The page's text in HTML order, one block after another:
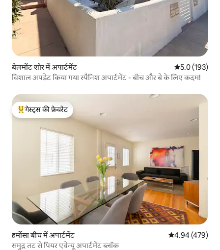
बेलमोंट शोर में अपार्टमेंट औसत रेटिंग 5 में
5.0 (193)
विशाल अपडेट किया गया स्पैनिश अपार्टमेंट - बीच और बे के लिए कदम!
गेस्ट्स का टॉप फ़ेवरेट
गेस्ट्स की फ़ेवरेट
हर्मोसा बीच में अपार्टमेंट औसत रेटिंग 5 में से
4.94 (479)
समुद्र तट से पियर एवेन्यू अपार्टमेंट ब्लॉक